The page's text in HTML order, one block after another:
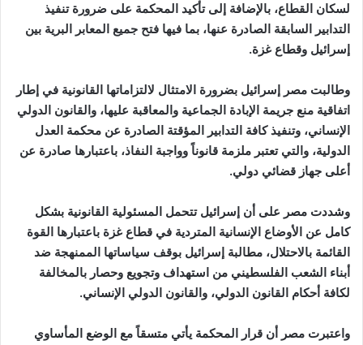
لسكان القطاع، بالإضافة إلى تأكيد المحكمة على ضرورة تنفيذ
التدابير السابقة الصادرة عنها، بما فيها فتح جميع المعابر البرية بين
إسرائيل وقطاع غزة.
وطالبت مصر إسرائيل بضرورة الامتثال لالتزاماتها القانونية في إطار
اتفاقية منع جريمة الإبادة الجماعية والمعاقبة عليها، والقانون الدولي
الإنساني، وتنفيذ كافة التدابير المؤقتة الصادرة عن محكمة العدل
الدولية، والتي تعتبر ملزمة قانوناً وواجبة النفاذ، باعتبارها صادرة عن
أعلى جهاز قضائي دولي.
وشددت مصر على أن إسرائيل تتحمل المسئولية القانونية بشكل
كامل عن الأوضاع الإنسانية المتردية في قطاع غزة باعتبارها القوة
القائمة بالاحتلال، مطالبة إسرائيل بوقف سياساتها الممنهجة ضد
أبناء الشعب الفلسطيني من استهداف وتجويع وحصار بالمخالفة
لكافة أحكام القانون الدولي، والقانون الدولي الإنساني.
واعتبرت مصر أن قرار المحكمة يأتي متسقاً مع الوضع المأساوي